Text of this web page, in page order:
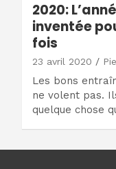
2020:
inventée
fois
23 avril 2020
Les bons
ne volent pas.
quelque chose